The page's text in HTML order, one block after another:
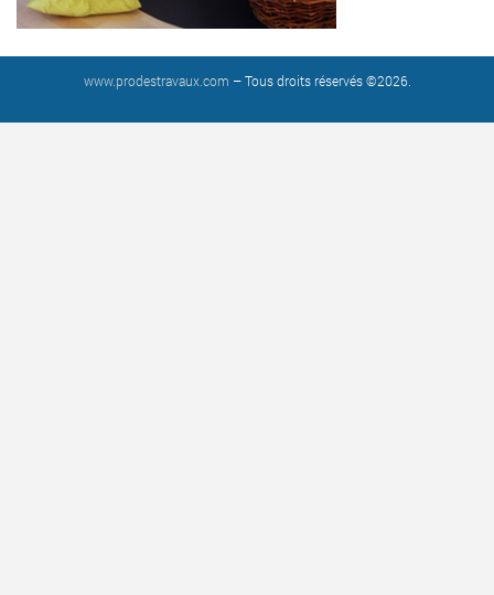
www.prodestravaux.com – Tous droits réservés ©2026.